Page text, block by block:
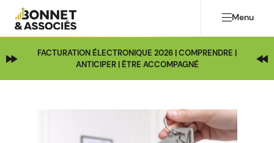
Menu
FACTURATION ÉLECTRONIQUE 2026 | COMPRENDRE |
ANTICIPER | ÊTRE ACCOMPAGNÉ